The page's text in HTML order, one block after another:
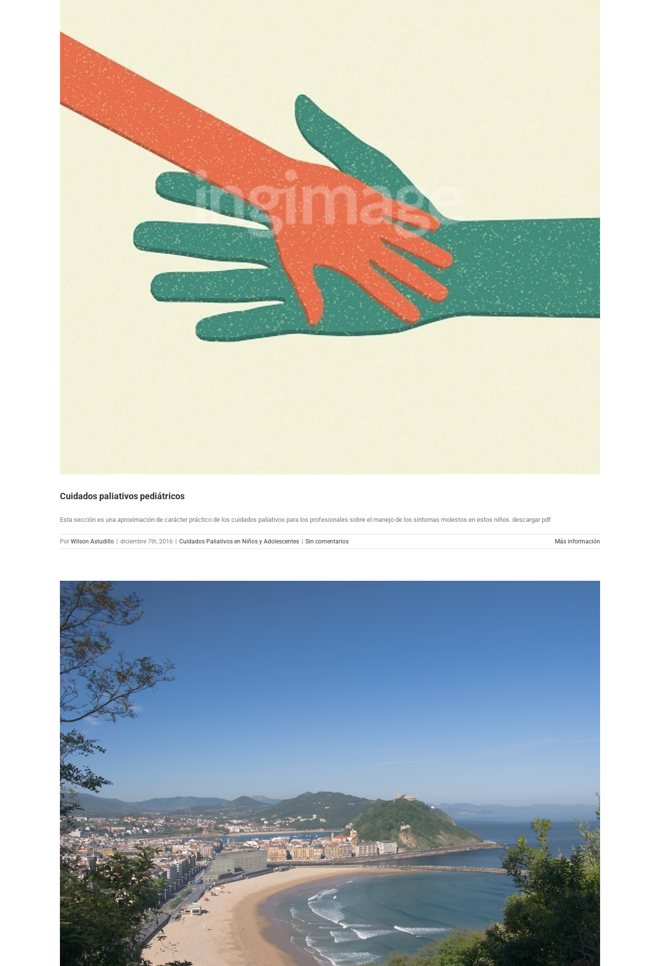
Cuidados paliativos pediátricos
Esta sección es una aproximación de carácter práctico de los cuidados paliativos para los profesionales sobre el manejo de los síntomas molestos en estos niños. descargar pdf
Por Wilson Astudillo | diciembre 7th, 2016 | Cuidados Paliativos en Niños y Adolescentes | Sin comentarios Más información